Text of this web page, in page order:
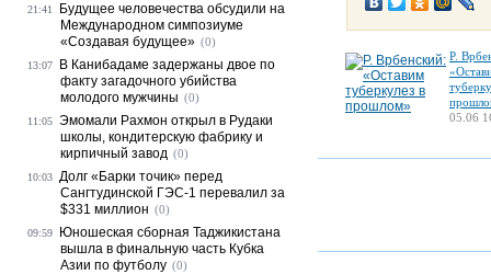
Р.
05.06
21:41
Будущее человечества обсудили на
Международном симпозиуме
«Создавая будущее» (0)
13:07
В Канибадаме задержаны двое по
факту загадочного убийства
молодого мужчины (0)
11:05 Эмомали Рахмон открыл в Рудаки
школы, кондитерскую фабрику и
кирпичный завод (0)
10:03 Долг «Барки точик» перед
Сангтудинской ГЭС-1 перевалил за
$331 миллион (0)
09:59
Юношеская сборная Таджикистана
вышла в финальную часть Кубка
Азии по футболу (0)